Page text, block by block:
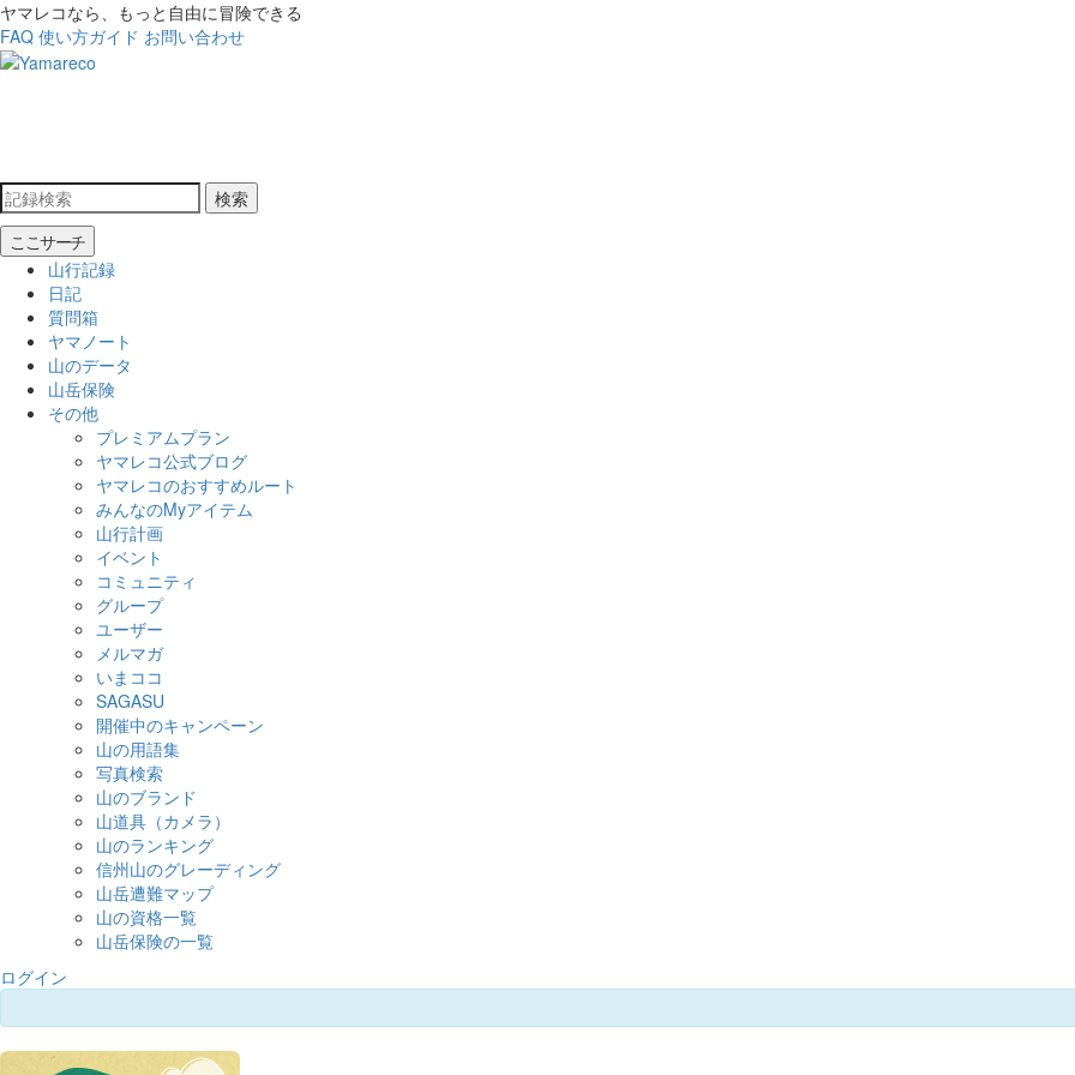
ヤマレコなら、もっと自由に冒険できる
FAQ 使い方ガイド お問い合わせ
検索
ここサーチ
山行記録
日記
質問箱
ヤマノート
山のデータ
山岳保険
その他
プレミアムプラン
ヤマレコ公式ブログ
ヤマレコのおすすめルート
みんなのMyアイテム
山行計画
イベント
コミュニティ
グループ
ユーザー
メルマガ
いまココ
SAGASU
開催中のキャンペーン
山の用語集
写真検索
山のブランド
山道具（カメラ）
山のランキング
信州山のグレーディング
山岳遭難マップ
山の資格一覧
山岳保険の一覧
ログイン